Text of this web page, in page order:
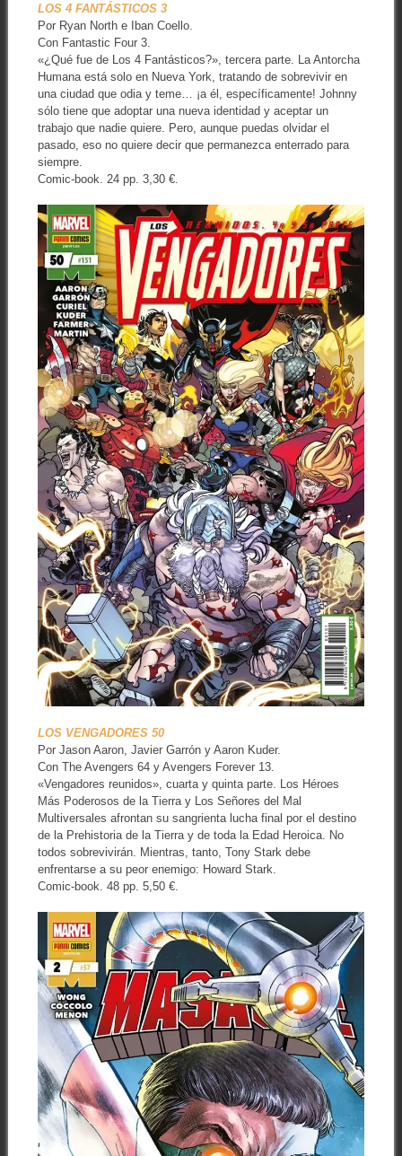
LOS 4 FANTÁSTICOS 3
Por Ryan North e Iban Coello.
Con Fantastic Four 3.
«¿Qué fue de Los 4 Fantásticos?», tercera parte. La Antorcha
Humana está solo en Nueva York, tratando de sobrevivir en
una ciudad que odia y teme… ¡a él, específicamente! Johnny
sólo tiene que adoptar una nueva identidad y aceptar un
trabajo que nadie quiere. Pero, aunque puedas olvidar el
pasado, eso no quiere decir que permanezca enterrado para
siempre.
Comic-book. 24 pp. 3,30 €.
LOS VENGADORES 50
Por Jason Aaron, Javier Garrón y Aaron Kuder.
Con The Avengers 64 y Avengers Forever 13.
«Vengadores reunidos», cuarta y quinta parte. Los Héroes
Más Poderosos de la Tierra y Los Señores del Mal
Multiversales afrontan su sangrienta lucha final por el destino
de la Prehistoria de la Tierra y de toda la Edad Heroica. No
todos sobrevivirán. Mientras, tanto, Tony Stark debe
enfrentarse a su peor enemigo: Howard Stark.
Comic-book. 48 pp. 5,50 €.